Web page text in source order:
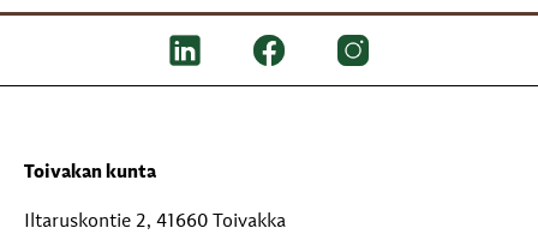
Toivakan kunta
Iltaruskontie 2, 41660 Toivakka